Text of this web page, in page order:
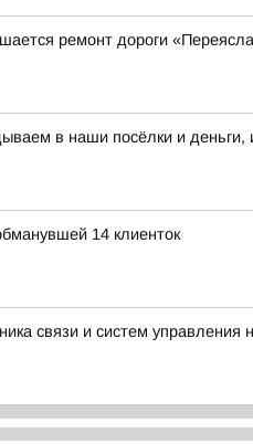
ремонт дороги
в наши посёлки и деньги,
14 клиенток
связи и систем управления